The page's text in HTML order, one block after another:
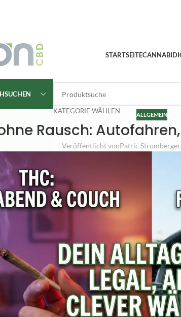
STARTSEITE
KATEGORIE WÄHLEN ALLGEMEIN
Rausch:
Veröffentlicht vonPatric Stromberger